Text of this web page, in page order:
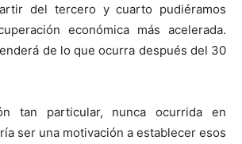
del tercero y cuarto pudiéramos
económica más acelerada.
de lo que ocurra después del 30
tan particular, nunca ocurrida en
ser una motivación a establecer esos